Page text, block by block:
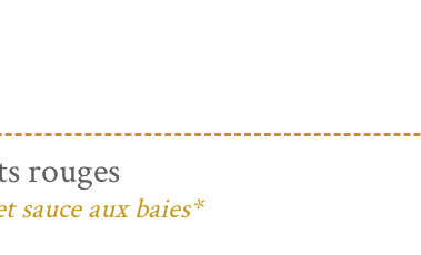
rouges
sauce aux baies*